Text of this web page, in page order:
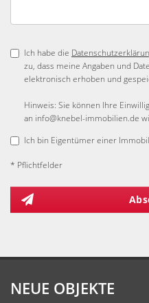
Ich habe die
zu, dass meine Angaben und
elektronisch erhoben und
Hinweis: Sie können Ihre
an info@knebel-immobilien.de
Ich bin Eigentümer einer
* Pflichtfelder
NEUE OBJEKTE